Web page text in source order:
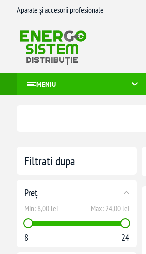
Aparate și accesorii profesionale
MENIU
Filtrati dupa
Preț
Min: 8,00 lei Max: 24,00 lei
8 24